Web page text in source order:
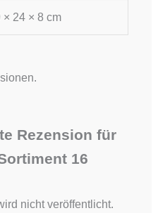
× 24 × 8 cm
Rezension für
16
nicht veröffentlicht.